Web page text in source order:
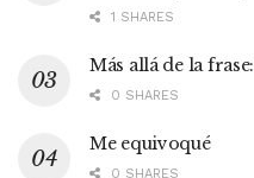
1 SHARES
Más allá de la
0 SHARES
Me equivoqué
0 SHARES